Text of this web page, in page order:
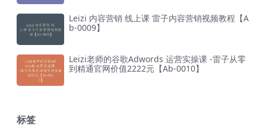
Leizi 内容营销 线上课 雷子内容营销视频教程【A
b-0009】
Leizi老师的谷歌Adwords 运营实操课 -雷子从零
到精通官网价值2222元【Ab-0010】
标签